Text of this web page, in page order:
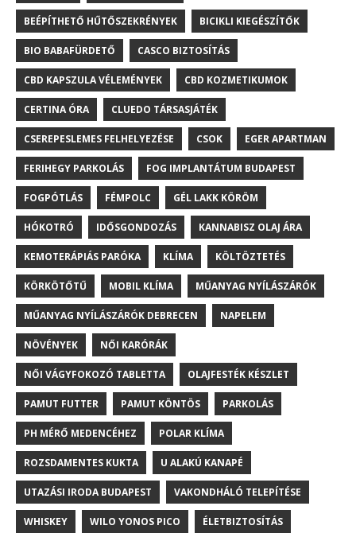
BEÉPÍTHETŐ HŰTŐSZEKRÉNYEK BICIKLI KIEGÉSZÍTŐK
BIO BABAFÜRDETŐ CASCO BIZTOSÍTÁS
CBD KAPSZULA VÉLEMÉNYEK CBD KOZMETIKUMOK
CERTINA ÓRA CLUEDO TÁRSASJÁTÉK
CSEREPESLEMES FELHELYEZÉSE CSOK EGER APARTMAN
FERIHEGY PARKOLÁS FOG IMPLANTÁTUM BUDAPEST
FOGPÓTLÁS FÉMPOLC GÉL LAKK KÖRÖM
HÓKOTRÓ IDŐSGONDOZÁS KANNABISZ OLAJ ÁRA
KEMOTERÁPIÁS PARÓKA KLÍMA KÖLTÖZTETÉS
KÖRKÖTŐTŰ MOBIL KLÍMA MŰANYAG NYÍLÁSZÁRÓK
MŰANYAG NYÍLÁSZÁRÓK DEBRECEN NAPELEM
NÖVÉNYEK NŐI KARÓRÁK
NŐI VÁGYFOKOZÓ TABLETTA OLAJFESTÉK KÉSZLET
PAMUT FUTTER PAMUT KÖNTÖS PARKOLÁS
PH MÉRŐ MEDENCÉHEZ POLAR KLÍMA
ROZSDAMENTES KUKTA U ALAKÚ KANAPÉ
UTAZÁSI IRODA BUDAPEST VAKONDHÁLÓ TELEPÍTÉSE
WHISKEY WILO YONOS PICO ÉLETBIZTOSÍTÁS